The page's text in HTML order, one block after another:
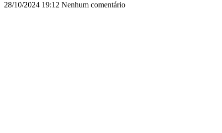
28/10/2024 19:12 Nenhum comentário